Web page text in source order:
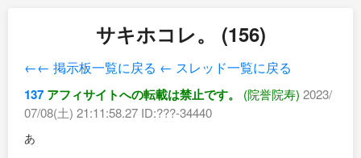
サキホコレ。 (156)
←← 掲示板一覧に戻る ← スレッド一覧に戻る
137 アフィサイトへの転載は禁止です。 (院誉院寿) 2023/
07/08(土) 21:11:58.27 ID:???-34440
あ